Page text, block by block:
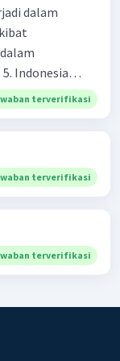
dalam
agama, suku,
yang dapat
terverifikasi
terverifikasi
terverifikasi